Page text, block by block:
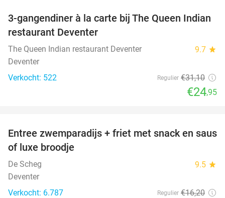
20%
3-gangendiner à la carte bij The Queen Indian
restaurant Deventer
The Queen Indian restaurant Deventer 9.7 star
Deventer
Verkocht: 522
Regulier €31,10
€24,95
20%
Entree zwemparadijs + friet met snack en saus
of luxe broodje
De Scheg 9.5 star
Deventer
Verkocht: 6.787
Regulier €16,20